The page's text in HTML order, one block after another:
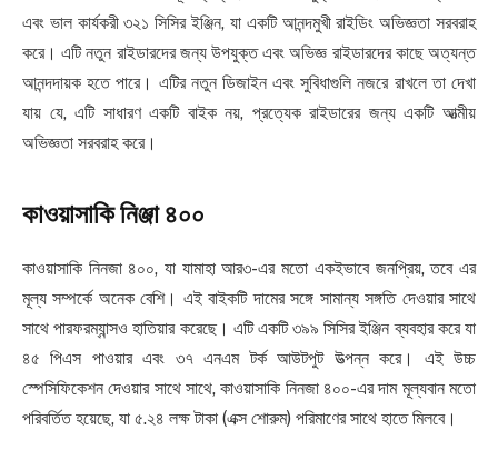
এবং ভাল কার্যকরী ৩২১ সিসির ইঞ্জিন, যা একটি আনন্দমুখী রাইডিং অভিজ্ঞতা সরবরাহ
করে। এটি নতুন রাইডারদের জন্য উপযুক্ত এবং অভিজ্ঞ রাইডারদের কাছে অত্যন্ত
আনন্দদায়ক হতে পারে। এটির নতুন ডিজাইন এবং সুবিধাগুলি নজরে রাখলে তা দেখা
যায় যে, এটি সাধারণ একটি বাইক নয়, প্রত্যেক রাইডারের জন্য একটি আত্মীয়
অভিজ্ঞতা সরবরাহ করে।
কাওয়াসাকি নিঞ্জা ৪০০
কাওয়াসাকি নিনজা ৪০০, যা যামাহা আর৩-এর মতো একইভাবে জনপ্রিয়, তবে এর
মূল্য সম্পর্কে অনেক বেশি। এই বাইকটি দামের সঙ্গে সামান্য সঙ্গতি দেওয়ার সাথে
সাথে পারফরম্যান্সও হাতিয়ার করেছে। এটি একটি ৩৯৯ সিসির ইঞ্জিন ব্যবহার করে যা
৪৫ পিএস পাওয়ার এবং ৩৭ এনএম টর্ক আউটপুট উত্পন্ন করে। এই উচ্চ
স্পেসিফিকেশন দেওয়ার সাথে সাথে, কাওয়াসাকি নিনজা ৪০০-এর দাম মূল্যবান মতো
পরিবর্তিত হয়েছে, যা ৫.২৪ লক্ষ টাকা (এক্স শোরুম) পরিমাণের সাথে হাতে মিলবে।